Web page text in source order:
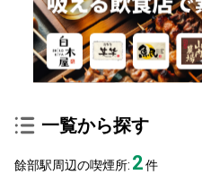
一覧から探す
餘部駅周辺の喫煙所: 2件